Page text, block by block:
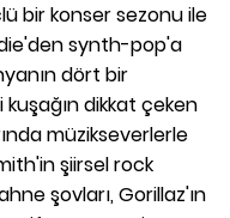
bir konser sezonu ile
synth-pop'a
dört bir
dikkat çeken
müzikseverlerle
şiirsel rock
şovları, Gorillaz'ın